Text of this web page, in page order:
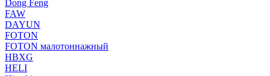
Dong Feng
FAW
DAYUN
FOTON
FOTON малотоннажный
HBXG
HELI